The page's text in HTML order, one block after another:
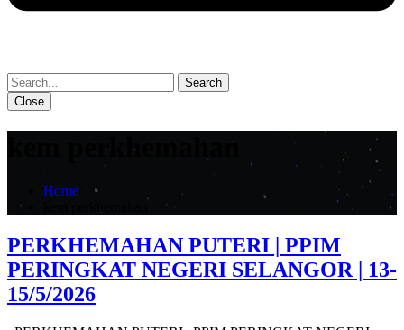
Close
kem perkhemahan
Home
kem perkhemahan
PERKHEMAHAN PUTERI | PPIM
PERINGKAT NEGERI SELANGOR | 13-
15/5/2026